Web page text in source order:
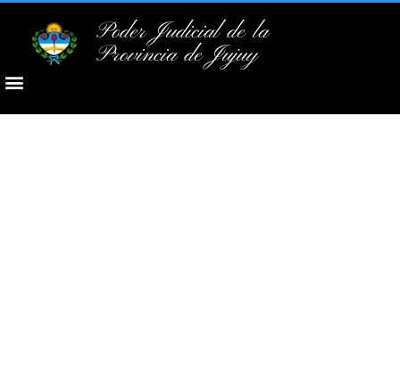
Poder Judicial de la
Provincia de Jujuy